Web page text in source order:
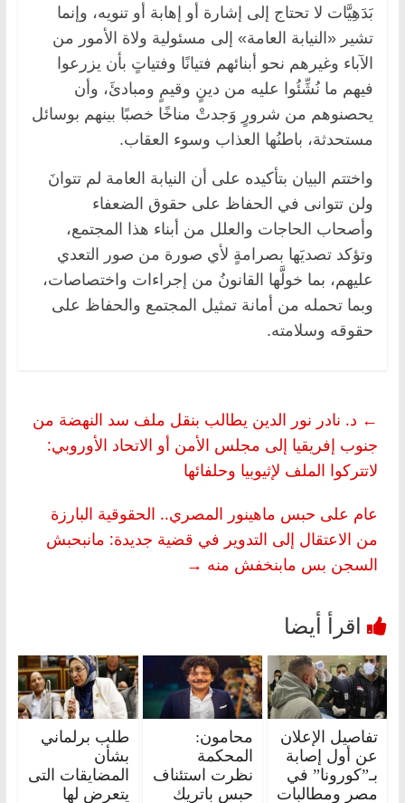
بَدَهِيَّات لا تحتاج إلى إشارة أو إهابة أو تنويه، وإنما
تشير «النيابة العامة» إلى مسئولية ولاة الأمور من
الآباء وغيرهم نحو أبنائهم فتيانًا وفتياتٍ بأن يزرعوا
فيهم ما نُشِّئُوا عليه من دينٍ وقيمٍ ومبادئَ، وأن
يحصنوهم من شرورٍ وَجدتْ مناخًا خصبًا بينهم بوسائل
مستحدثة، باطنُها العذاب وسوء العقاب.
واختتم البيان بتأكيده على أن النيابة العامة لم تتوانَ
ولن تتوانى في الحفاظ على حقوق الضعفاء
وأصحاب الحاجات والعلل من أبناء هذا المجتمع،
وتؤكد تصديَها بصرامةٍ لأي صورة من صور التعدي
عليهم، بما خولَّها القانونُ من إجراءات واختصاصات،
وبما تحمله من أمانة تمثيل المجتمع والحفاظ على
حقوقه وسلامته.
← د. نادر نور الدين يطالب بنقل ملف سد النهضة من
جنوب إفريقيا إلى مجلس الأمن أو الاتحاد الأوروبي:
لاتتركوا الملف لإثيوبيا وحلفائها
عام على حبس ماهينور المصري.. الحقوقية البارزة
من الاعتقال إلى التدوير في قضية جديدة: مانبحبش
السجن بس مابنخفش منه →
تفاصيل الإعلان
عن أول إصابة
بـ”كورونا” في
مصر ومطالبات
محامون:
المحكمة
نظرت استئناف
حبس باتريك
طلب برلماني
بشأن
المضايقات التى
يتعرض لها